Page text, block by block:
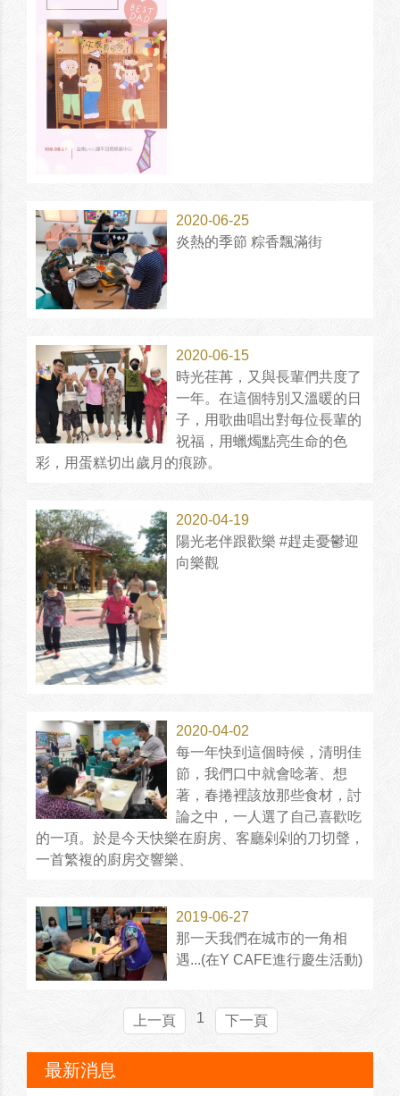
2020-06-25
炎熱的季節 粽香飄滿街
2020-06-15
時光荏苒，又與長輩們共度了
一年。在這個特別又溫暖的日
子，用歌曲唱出對每位長輩的
祝福，用蠟燭點亮生命的色
彩，用蛋糕切出歲月的痕跡。
2020-04-19
陽光老伴跟歡樂 #趕走憂鬱迎
向樂觀
2020-04-02
每一年快到這個時候，清明佳
節，我們口中就會唸著、想
著，春捲裡該放那些食材，討
論之中，一人選了自己喜歡吃
的一項。於是今天快樂在廚房、客廳剁剁的刀切聲，
一首繁複的廚房交響樂、
2019-06-27
那一天我們在城市的一角相
遇...(在Y CAFE進行慶生活動)
上一頁 1 下一頁
最新消息